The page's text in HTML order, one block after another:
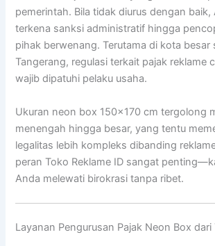
pemerintah. Bila tidak diurus dengan baik,
terkena sanksi administratif hingga
pihak berwenang. Terutama di kota besar
Tangerang, regulasi terkait pajak reklame
wajib dipatuhi pelaku usaha.
Ukuran neon box 150×170 cm tergolong
menengah hingga besar, yang tentu
legalitas lebih kompleks dibanding
peran Toko Reklame ID sangat
Anda melewati birokrasi tanpa ribet.
Layanan Pengurusan Pajak Neon Box dari